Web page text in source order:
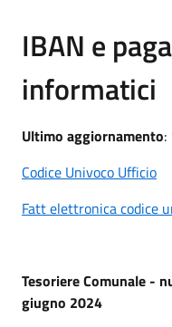
IBAN e
informatici
Ultimo aggiornamento:
Codice Univoco Ufficio
Fatt elettronica codice
Tesoriere Comunale -
giugno 2024